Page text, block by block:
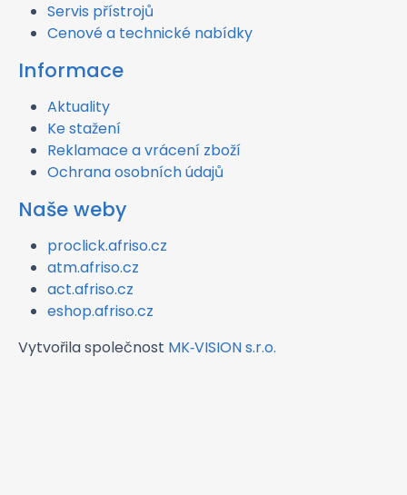
Servis přístrojů
Cenové a technické nabídky
Informace
Aktuality
Ke stažení
Reklamace a vrácení zboží
Ochrana osobních údajů
Naše weby
proclick.afriso.cz
atm.afriso.cz
act.afriso.cz
eshop.afriso.cz
Vytvořila společnost MK‑VISION s.r.o.